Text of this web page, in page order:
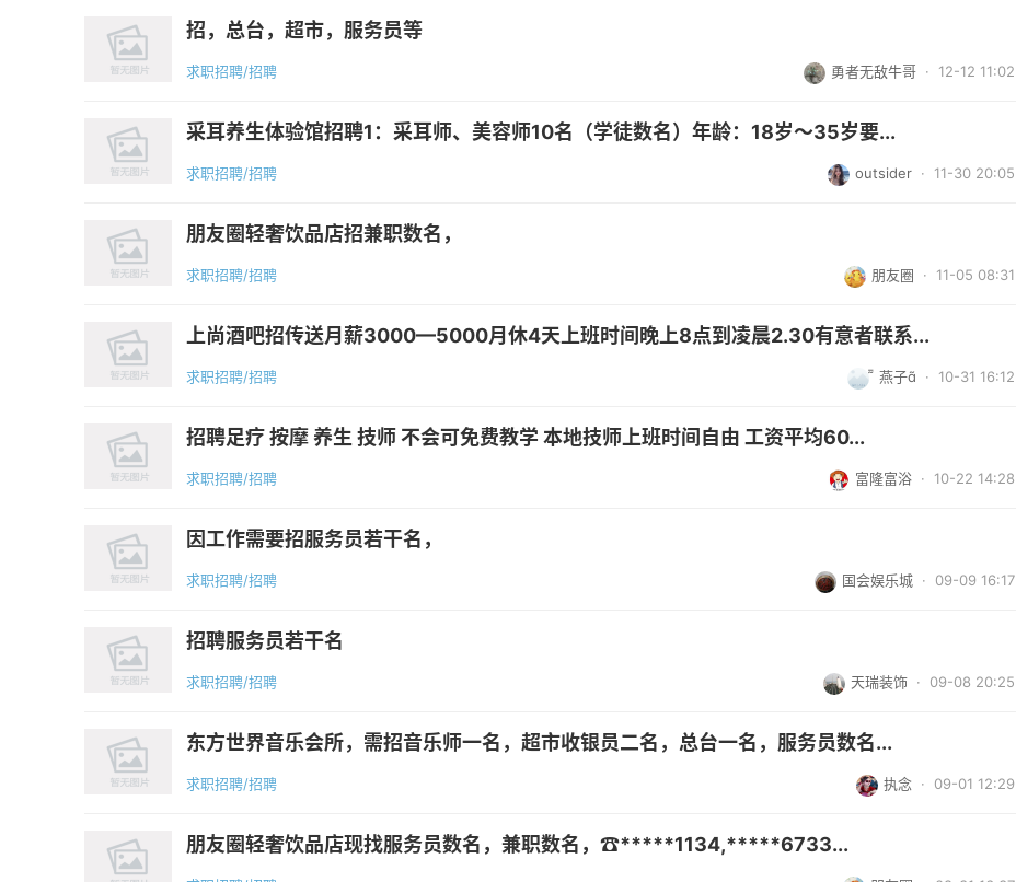
招，总台，超市，服务员等
求职招聘/招聘 勇者无敌牛哥 · 12-12 11:02
采耳养生体验馆招聘1：采耳师、美容师10名（学徒数名）年龄：18岁～35岁要...
求职招聘/招聘 outsider · 11-30 20:05
朋友圈轻奢饮品店招兼职数名，
求职招聘/招聘 朋友圈 · 11-05 08:31
上尚酒吧招传送月薪3000—5000月休4天上班时间晚上8点到凌晨2.30有意者联系...
求职招聘/招聘  燕子 · 10-31 16:12
招聘足疗 按摩 养生 技师 不会可免费教学 本地技师上班时间自由 工资平均60...
求职招聘/招聘 富隆富浴 · 10-22 14:28
因工作需要招服务员若干名，
求职招聘/招聘 国会娱乐城 · 09-09 16:17
招聘服务员若干名
求职招聘/招聘 天瑞装饰 · 09-08 20:25
东方世界音乐会所，需招音乐师一名，超市收银员二名，总台一名，服务员数名...
求职招聘/招聘 执念 · 09-01 12:29
朋友圈轻奢饮品店现找服务员数名，兼职数名，☎️*****1134,*****6733...